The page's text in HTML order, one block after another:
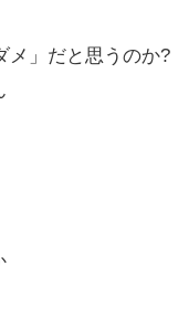
」だと思うのか?